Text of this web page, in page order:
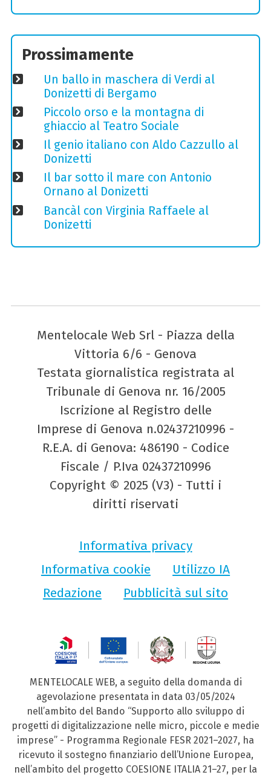
Prossimamente
Un ballo in maschera di Verdi al
Donizetti di Bergamo
Piccolo orso e la montagna di
ghiaccio al Teatro Sociale
Il genio italiano con Aldo Cazzullo al
Donizetti
Il bar sotto il mare con Antonio
Ornano al Donizetti
Bancàl con Virginia Raffaele al
Donizetti
Mentelocale Web Srl - Piazza della
Vittoria 6/6 - Genova
Testata giornalistica registrata al
Tribunale di Genova nr. 16/2005
Iscrizione al Registro delle
Imprese di Genova n.02437210996 -
R.E.A. di Genova: 486190 - Codice
Fiscale / P.Iva 02437210996
Copyright © 2025 (V3) - Tutti i
diritti riservati
Informativa privacy
Informativa cookie
Utilizzo IA
Redazione
Pubblicità sul sito
MENTELOCALE WEB, a seguito della domanda di
agevolazione presentata in data 03/05/2024
nell’ambito del Bando “Supporto allo sviluppo di
progetti di digitalizzazione nelle micro, piccole e medie
imprese” - Programma Regionale FESR 2021–2027, ha
ricevuto il sostegno finanziario dell’Unione Europea,
nell’ambito del progetto COESIONE ITALIA 21–27, per la